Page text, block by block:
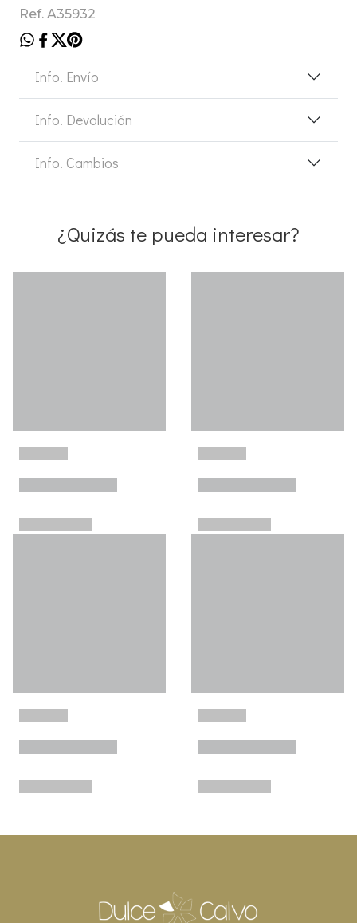
Ref. A35932
Info. Envío
Info. Devolución
Info. Cambios
¿Quizás te pueda interesar?